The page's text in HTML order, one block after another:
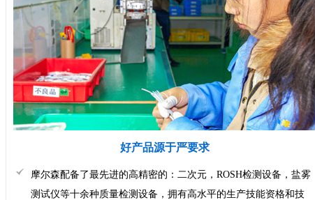
好产品源于严要求
摩尔森配备了最先进的高精密的：二次元，ROSH检测设备，盐雾
测试仪等十余种质量检测设备，拥有高水平的生产技能资格和技